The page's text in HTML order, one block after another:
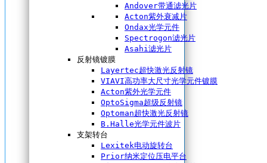
Andover带通滤光片
Acton紫外衰减片
Ondax光学元件
Spectrogon滤光片
Asahi滤光片
反射镜镀膜
Layertec超快激光反射镜
VIAVI高功率大尺寸光学元件镀膜
Acton紫外光学元件
OptoSigma超级反射镜
Optoman超快激光反射镜
B.Halle光学元件波片
支架转台
Lexitek电动旋转台
Prior纳米定位压电平台